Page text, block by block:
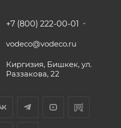
+7 (800) 222-00-01
vodeco@vodeco.ru
Киргизия, Бишкек, ул.
Раззакова, 22